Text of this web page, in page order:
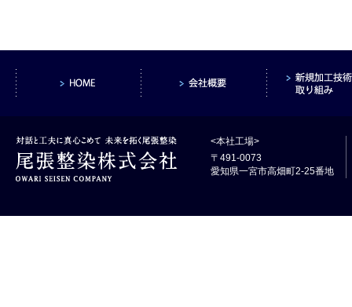
<本社工場>
〒491-0073
愛知県一宮市高畑町2-25番地